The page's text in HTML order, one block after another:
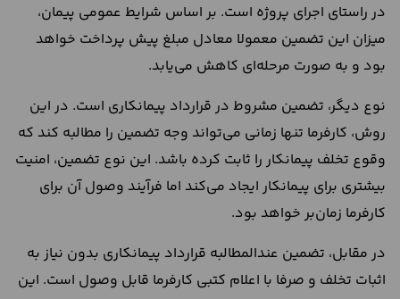
در راستای اجرای پروژه است. بر اساس شرایط عمومی پیمان،
میزان این تضمین معمولا معادل مبلغ پیش‌ پرداخت خواهد
بود و به‌ صورت مرحله‌ای کاهش می‌یابد.
نوع دیگر، تضمین مشروط در قرارداد پیمانکاری است. در این
روش، کارفرما تنها زمانی می‌تواند وجه تضمین را مطالبه کند که
وقوع تخلف پیمانکار را ثابت کرده باشد. این نوع تضمین، امنیت
بیشتری برای پیمانکار ایجاد می‌کند اما فرآیند وصول آن برای
کارفرما زمان‌بر خواهد بود.
در مقابل، تضمین عندالمطالبه قرارداد پیمانکاری بدون نیاز به
اثبات تخلف و صرفا با اعلام کتبی کارفرما قابل وصول است. این